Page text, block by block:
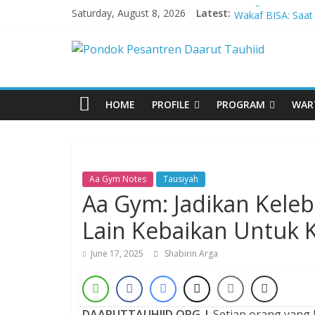
Saturday, August 8, 2026 Latest:
Mengabadikan
Wakaf BISA:
Abadi
Babak Baru
Pesantren
Sepak Bola dan
Panggung Dunia
Luaskan Bentang
DT Gulirkan
Pondok
Pesantren
Tauhiid
Dzikir,
Fikir,
Ikhtiar
HOME PROFILE PROGRAM
Aa Gym Notes Tausiyah
Aa Gym: Jadikan
Lain Kebaikan Untuk
June 17, 2025 Shabirin Arga